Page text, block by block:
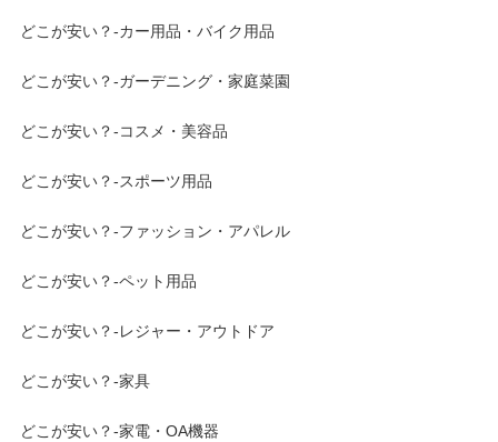
どこが安い？-カー用品・バイク用品
どこが安い？-ガーデニング・家庭菜園
どこが安い？-コスメ・美容品
どこが安い？-スポーツ用品
どこが安い？-ファッション・アパレル
どこが安い？-ペット用品
どこが安い？-レジャー・アウトドア
どこが安い？-家具
どこが安い？-家電・OA機器